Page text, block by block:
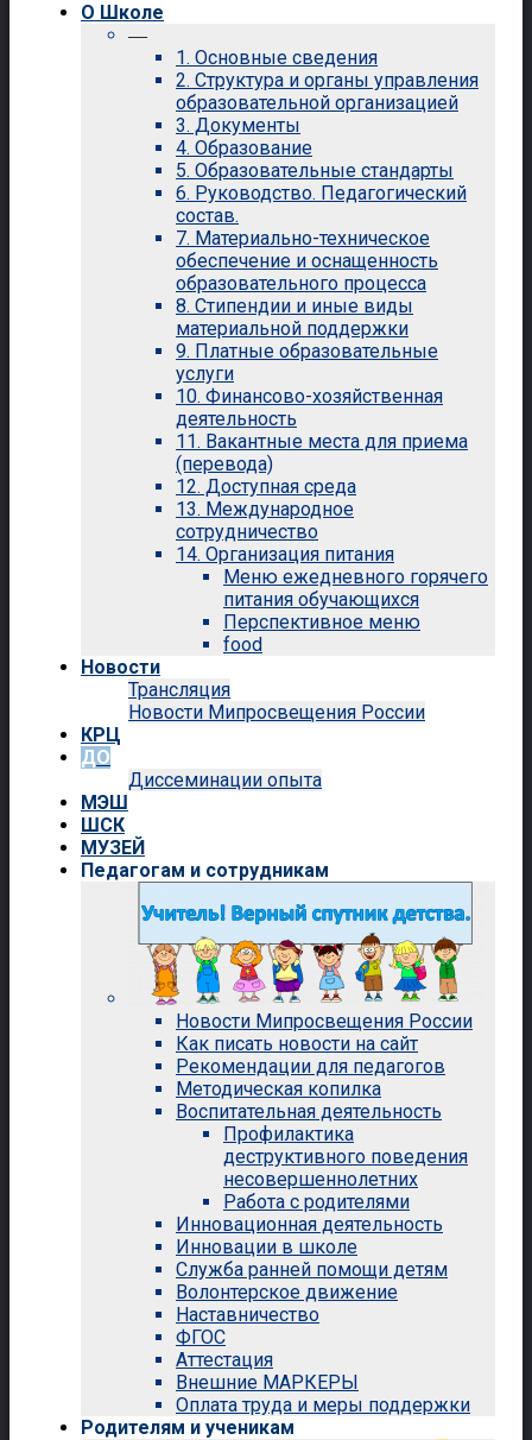
О Школе
—
1. Основные сведения
2. Структура и органы управления
образовательной организацией
3. Документы
4. Образование
5. Образовательные стандарты
6. Руководство. Педагогический
состав.
7. Материально-техническое
обеспечение и оснащенность
образовательного процесса
8. Стипендии и иные виды
материальной поддержки
9. Платные образовательные
услуги
10. Финансово-хозяйственная
деятельность
11. Вакантные места для приема
(перевода)
12. Доступная среда
13. Международное
сотрудничество
14. Организация питания
Меню ежедневного горячего
питания обучающихся
Перспективное меню
food
Новости
Трансляция
Новости Мипросвещения России
КРЦ
ДО
Диссеминации опыта
МЭШ
ШСК
МУЗЕЙ
Педагогам и сотрудникам
Новости Мипросвещения России
Как писать новости на сайт
Рекомендации для педагогов
Методическая копилка
Воспитательная деятельность
Профилактика
деструктивного поведения
несовершеннолетних
Работа с родителями
Инновационная деятельность
Инновации в школе
Служба ранней помощи детям
Волонтерское движение
Наставничество
ФГОС
Аттестация
Внешние МАРКЕРЫ
Оплата труда и меры поддержки
Родителям и ученикам